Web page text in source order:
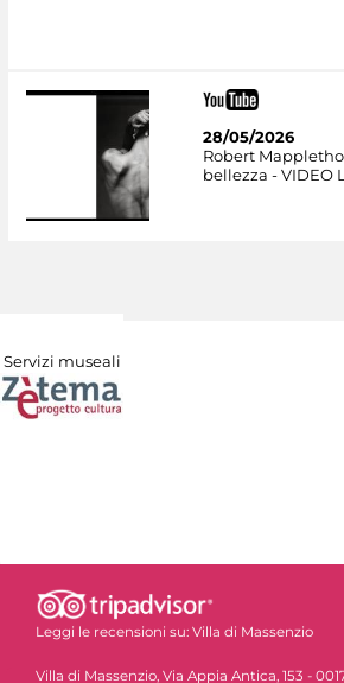
28/05/2026
Robert
bellezza - VIDEO
Servizi museali
Leggi le recensioni su: Villa di Massenzio
Villa di Massenzio, Via Appia Antica, 153 -